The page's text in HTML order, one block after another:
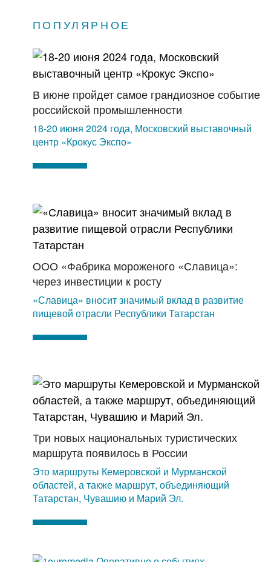
ПОПУЛЯРНОЕ
В июне пройдет самое грандиозное событие
российской промышленности
18-20 июня 2024 года, Московский выставочный
центр «Крокус Экспо»
ООО «Фабрика мороженого «Славица»:
через инвестиции к росту
«Славица» вносит значимый вклад в развитие
пищевой отрасли Республики Татарстан
Три новых национальных туристических
маршрута появилось в России
Это маршруты Кемеровской и Мурманской
областей, а также маршрут, объединяющий
Татарстан, Чувашию и Марий Эл.